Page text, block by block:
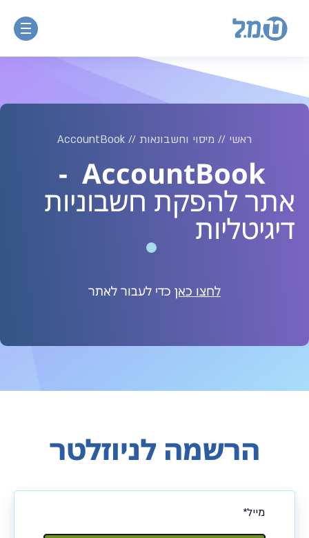
ראשי // מיסוי וחשבונאות //
AccountBook
AccountBook
-
אתר להפקת חשבוניות
דיגיטליות
לחצו כאן כדי לעבור לאתר
הרשמה לניוזלטר